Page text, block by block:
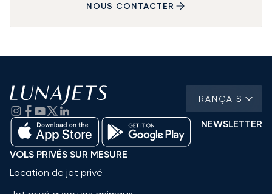
NOUS CONTACTER
FRANÇAIS
NEWSLETTER
VOLS PRIVÉS SUR MESURE
Location de jet privé